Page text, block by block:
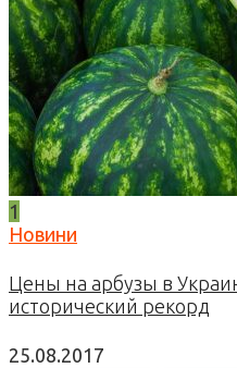
1
Новини
Цены на арбузы в
исторический рекорд
25.08.2017